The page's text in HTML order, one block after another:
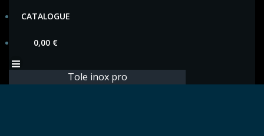
CATALOGUE
0,00 €
Tole inox pro